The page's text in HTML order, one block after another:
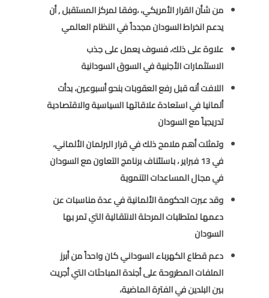
من شأن القرار الأمريكي، ،وفقا لمركز المستقبل , أن
يدعم انخراط السودان مجدداً في النظام العالمي
علاوة على ذلك، فسوف يعمل على جذب
الاستثمارات الأجنبية في السوق السودانية
اللافت أنهقبل رفع العقوبات بنحو أسبوعين، بدأت
ألمانيا في استعادة علاقاتها السياسية والاقتصادية
تدريجياً مع السودان
وتمثلت أهم ملامح ذلك في قرار البرلمان الألماني،
في 13 فبراير ، باستئناف برنامج التعاون مع السودان
في مجال المساعدات التنموية
وقد عبرت الحكومة الألمانية في عدة مناسبات عن
دعمها لمتطلبات المرحلة الانتقالية التي تمر بها
السودان
دعم قطاع الكهرباء السوداني كان واحداً من أبرز
الملفات المطروحة على أجندة المباحثات التي أجريت
بين البلدين في الفترة الماضية،